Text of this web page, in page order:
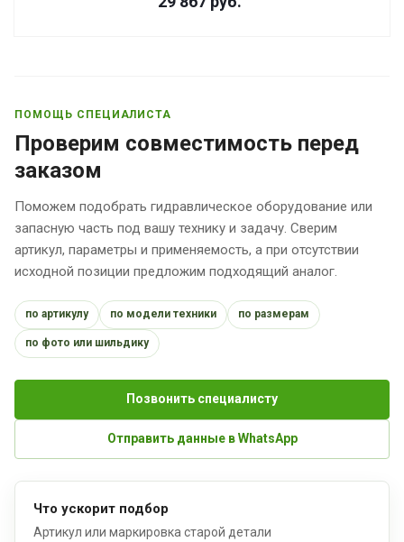
ПОМОЩЬ СПЕЦИАЛИСТА
Проверим совместимость перед
заказом
Поможем подобрать гидравлическое оборудование или
запасную часть под вашу технику и задачу. Сверим
артикул, параметры и применяемость, а при отсутствии
исходной позиции предложим подходящий аналог.
по артикулу по модели техники по размерам
по фото или шильдику
Позвонить специалисту
Отправить данные в WhatsApp
Что ускорит подбор
Артикул или маркировка старой детали